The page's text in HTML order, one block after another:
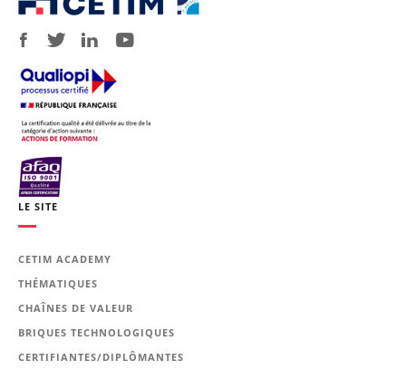
LE SITE
CETIM ACADEMY
THÉMATIQUES
CHAÎNES DE VALEUR
BRIQUES TECHNOLOGIQUES
CERTIFIANTES/DIPLÔMANTES